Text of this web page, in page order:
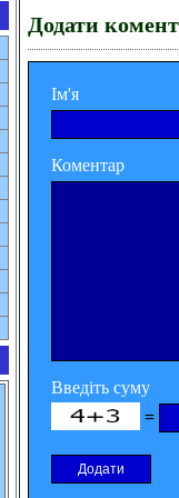
Додати
Ім'я
Коментар
Введіть суму
=